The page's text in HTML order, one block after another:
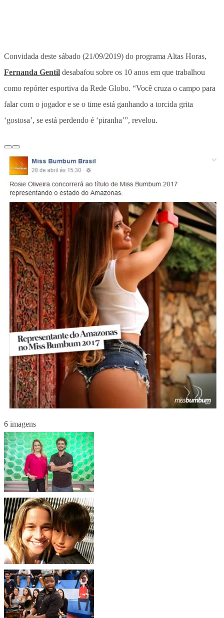
Convidada deste sábado (21/09/2019) do programa Altas Horas,
Fernanda Gentil desabafou sobre os 10 anos em que trabalhou
como repórter esportiva da Rede Globo. “Você cruza o campo para
falar com o jogador e se o time está ganhando a torcida grita
‘gostosa’, se está perdendo é ‘piranha’”, revelou.
6 imagens